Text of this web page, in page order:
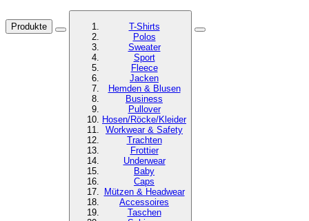
Produkte
T-Shirts
Polos
Sweater
Sport
Fleece
Jacken
Hemden & Blusen
Business
Pullover
Hosen/Röcke/Kleider
Workwear & Safety
Trachten
Frottier
Underwear
Baby
Caps
Mützen & Headwear
Accessoires
Taschen